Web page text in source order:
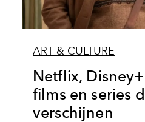
ART & CULTURE
Netflix,
films en series
verschijnen